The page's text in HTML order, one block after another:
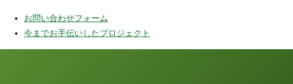
お問い合わせフォーム
今までお手伝いしたプロジェクト